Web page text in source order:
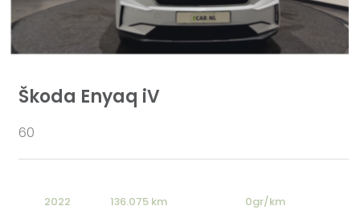
Škoda Enyaq iV
60
2022 136.075 km 0gr/km